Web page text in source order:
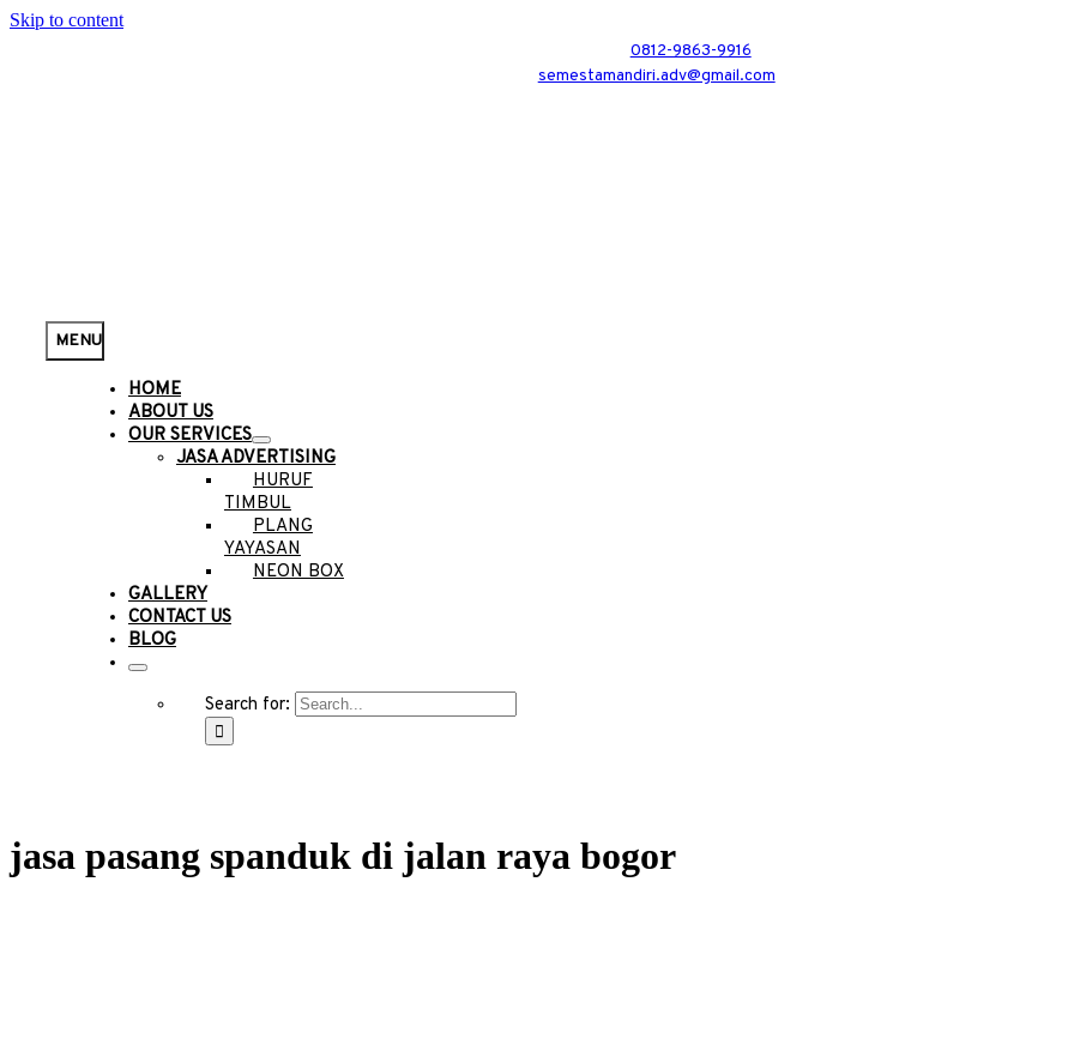
Skip to content
0812-9863-9916
semestamandiri.adv@gmail.com
MENU
HOME
ABOUT US
OUR SERVICES
JASA ADVERTISING
HURUF
TIMBUL
PLANG
YAYASAN
NEON BOX
GALLERY
CONTACT US
BLOG
Search for:
jasa pasang spanduk di jalan raya bogor